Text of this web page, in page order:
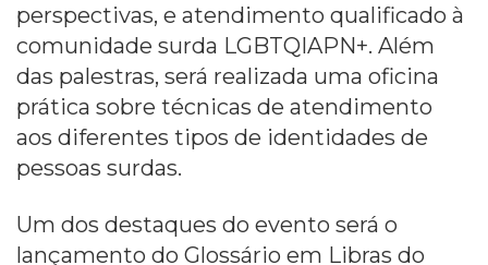
perspectivas, e atendimento qualificado à
comunidade surda LGBTQIAPN+. Além
das palestras, será realizada uma oficina
prática sobre técnicas de atendimento
aos diferentes tipos de identidades de
pessoas surdas.
Um dos destaques do evento será o
lançamento do Glossário em Libras do